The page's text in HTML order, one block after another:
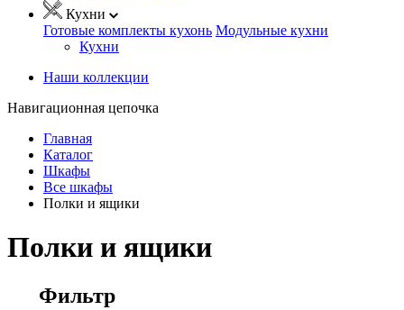
Кухни
Готовые комплекты кухонь Модульные кухни
Кухни
Наши коллекции
Навигационная цепочка
Главная
Каталог
Шкафы
Все шкафы
Полки и ящики
Полки и ящики
Фильтр